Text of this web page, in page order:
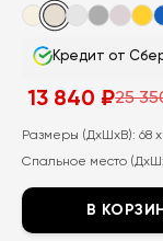
Кредит от
25
Первоначальная
составляла
350
13 840 ₽
Текущая
13
₽.
Размеры (ДхШхВ): 68
Спальное место
В